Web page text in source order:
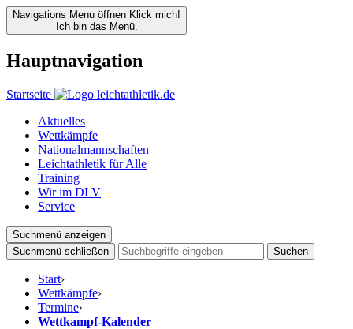
Navigations Menu öffnen Klick mich!
Ich bin das Menü.
Hauptnavigation
Startseite
Aktuelles
Wettkämpfe
Nationalmannschaften
Leichtathletik für Alle
Training
Wir im DLV
Service
Suchmenü anzeigen
Suchmenü schließen
Suchen
Start›
Wettkämpfe›
Termine›
Wettkampf-Kalender